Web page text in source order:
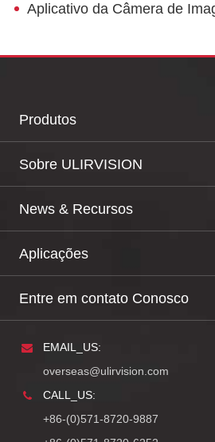
Aplicativo da Câmera de Imagem Térmica
Produtos
Sobre ULIRVISION
News & Recursos
Aplicações
Entre em contato Conosco
EMAIL_US:
overseas@ulirvision.com
CALL_US:
+86-(0)571-8720-9887